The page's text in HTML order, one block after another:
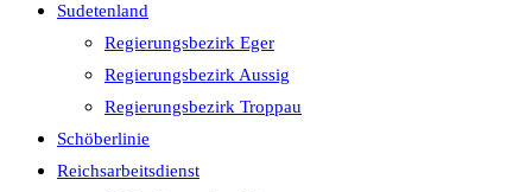
Sudetenland
Regierungsbezirk Eger
Regierungsbezirk Aussig
Regierungsbezirk Troppau
Schöberlinie
Reichsarbeitsdienst